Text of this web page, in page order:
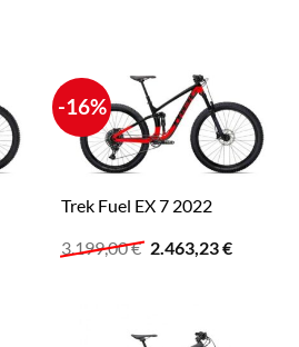
-16%
Trek Fuel EX 7 2022
3.199,00€ Ursprünglicher
2.463,23€